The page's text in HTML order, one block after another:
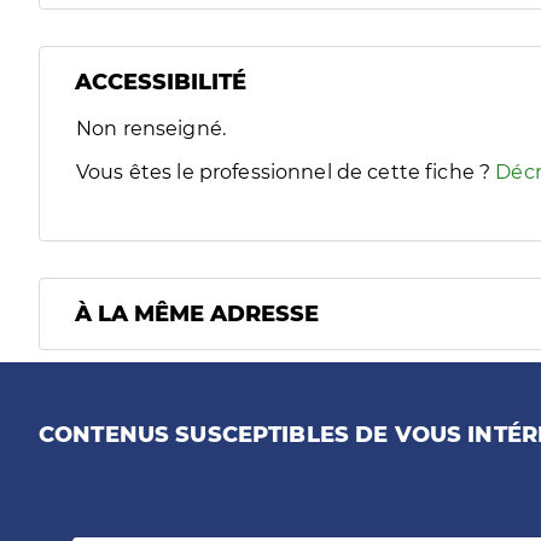
ACCESSIBILITÉ
Filtres
Sélectionnez un ou plusieurs handicaps/besoins
Non renseigné.
Vous êtes le professionnel de cette fiche ?
À LA MÊME ADRESSE
CONTENUS SUSCEPTIBLES DE VOUS